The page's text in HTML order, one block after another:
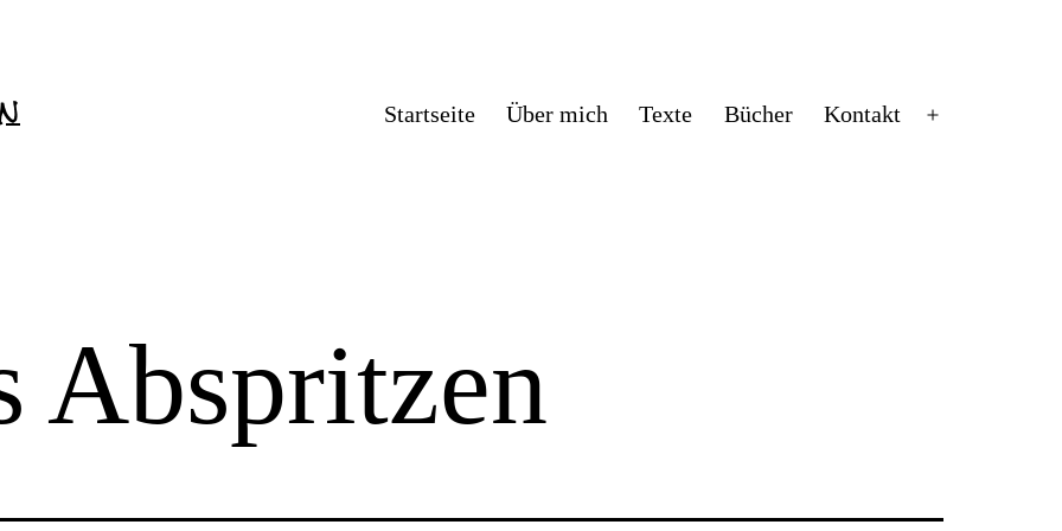
Startseite Über mich Texte Bücher Kontakt
Abspritzen